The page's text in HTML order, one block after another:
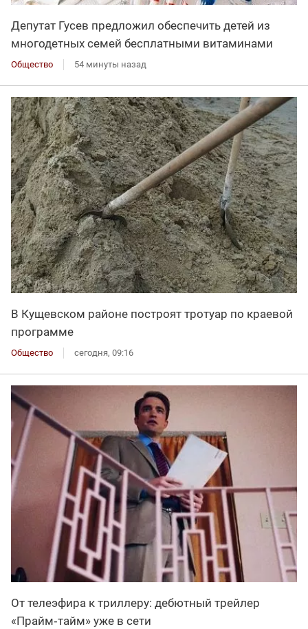
Депутат Гусев предложил обеспечить детей из
многодетных семей бесплатными витаминами
Общество 54 минуты назад
В Кущевском районе построят тротуар по краевой
программе
Общество сегодня, 09:16
От телеэфира к триллеру: дебютный трейлер
«Прайм‑тайм» уже в сети